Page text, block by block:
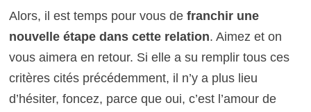
Alors, il est temps pour vous de franchir une
nouvelle étape dans cette relation. Aimez et on
vous aimera en retour. Si elle a su remplir tous ces
critères cités précédemment, il n’y a plus lieu
d’hésiter, foncez, parce que oui, c’est l’amour de